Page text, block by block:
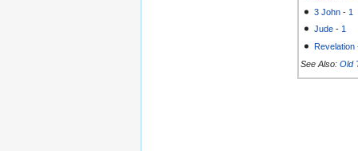
3 John - 1
Jude -1
Revelation
See Also: Old